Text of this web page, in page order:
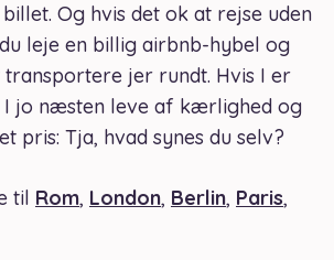
Og hvis det ok at rejse uden
leje en billig airbnb-hybel og
jer rundt. Hvis I er
I jo næsten leve af kærlighed og
pris: Tja, hvad synes du selv?
til Rom, London, Berlin, Paris,